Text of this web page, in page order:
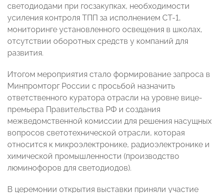
светодиодами при госзакупках, необходимости
усиления контроля ТПП за исполнением СТ-1,
мониторинге установленного освещения в школах,
отсутствии оборотных средств у компаний для
развития.
Итогом мероприятия стало формирование запроса в
Минпромторг России с просьбой назначить
ответственного куратора отрасли на уровне вице-
премьера Правительства РФ и создания
межведомственной комиссии для решения насущных
вопросов светотехнической отрасли, которая
относится к микроэлектронике, радиоэлектронике и
химической промышленности (производство
люминофоров для светодиодов).
В церемонии открытия выставки приняли участие